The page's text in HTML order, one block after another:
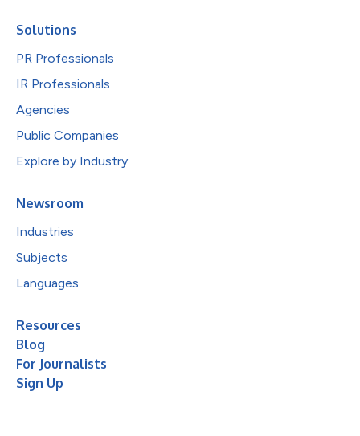
Solutions
PR Professionals
IR Professionals
Agencies
Public Companies
Explore by Industry
Newsroom
Industries
Subjects
Languages
Resources
Blog
For Journalists
Sign Up